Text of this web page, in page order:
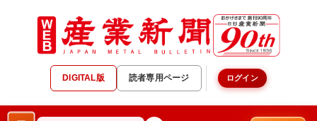
DIGITAL版 読者専用ページ ログイン